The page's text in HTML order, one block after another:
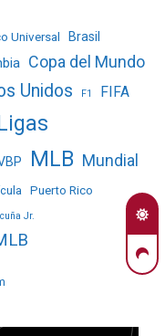
Universal Brasil
Copa del Mundo
Unidos F1 FIFA
MLB Mundial
Puerto Rico
Jr.